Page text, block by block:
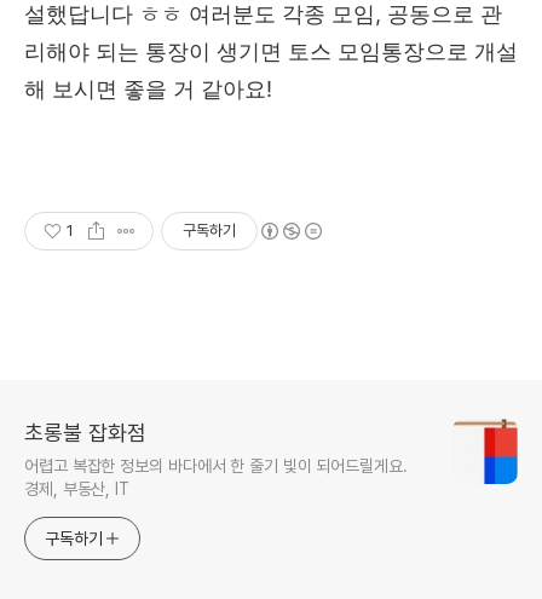
설했답니다 ㅎㅎ 여러분도 각종 모임, 공동으로 관
리해야 되는 통장이 생기면 토스 모임통장으로 개설
해 보시면 좋을 거 같아요!
1 구독하기
초롱불 잡화점
어렵고 복잡한 정보의 바다에서 한 줄기 빛이 되어드릴게요.
경제, 부동산, IT
구독하기